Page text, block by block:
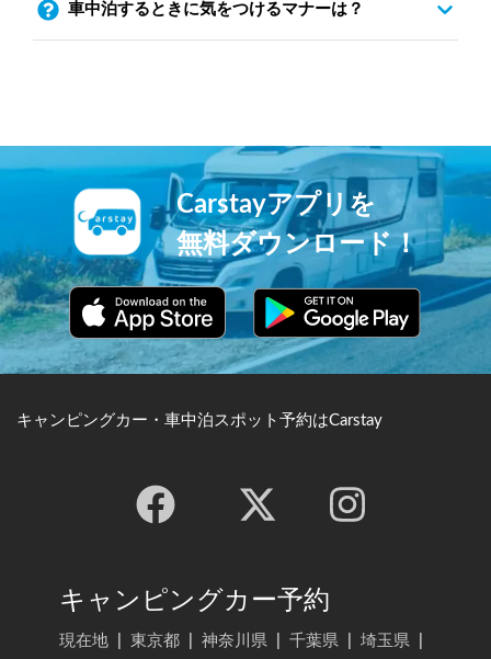
車中泊するときに気をつけるマナーは？
Carstayアプリを
無料ダウンロード！
キャンピングカー・車中泊スポット予約はCarstay
キャンピングカー予約
現在地 東京都 神奈川県 千葉県 埼玉県